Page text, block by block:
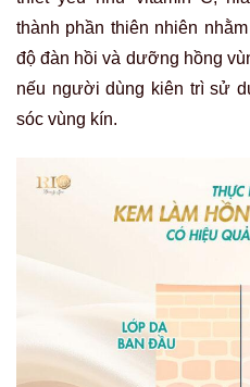
thành phần thiên nhiên
độ đàn hồi và dưỡng hồng
nếu người dùng kiên trì sử
sóc vùng kín.